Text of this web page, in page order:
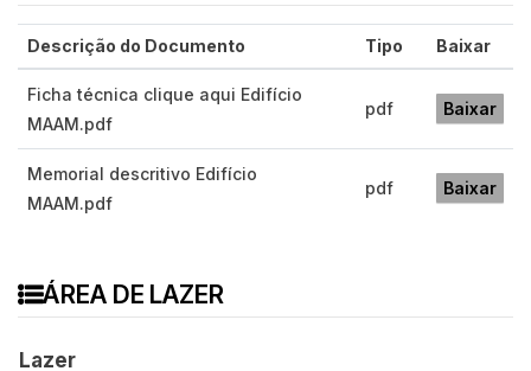
Descrição do Documento Tipo Baixar
Ficha técnica clique aqui Edifício
MAAM.pdf
pdf Baixar
Memorial descritivo Edifício
MAAM.pdf
pdf Baixar
ÁREA DE LAZER
Lazer